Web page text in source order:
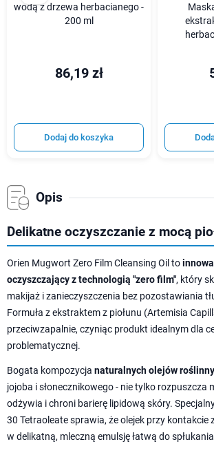
wodą z drzewa herbacianego -
200 ml
86,19 zł
Dodaj do koszyka
Opis
Delikatne oczyszczanie z mocą
Orien Mugwort Zero Film Cleansing Oil to
oczyszczający z technologią "zero film", który
makijaż i zanieczyszczenia bez pozostawiania
Formuła z ekstraktem z piołunu (Artemisia
przeciwzapalnie, czyniąc produkt idealnym dla
problematycznej.
Bogata kompozycja naturalnych olejów
jojoba i słonecznikowego - nie tylko rozpuszcza
odżywia i chroni barierę lipidową skóry.
30 Tetraoleate sprawia, że olejek przy kontakcie
w delikatną, mleczną emulsję łatwą do